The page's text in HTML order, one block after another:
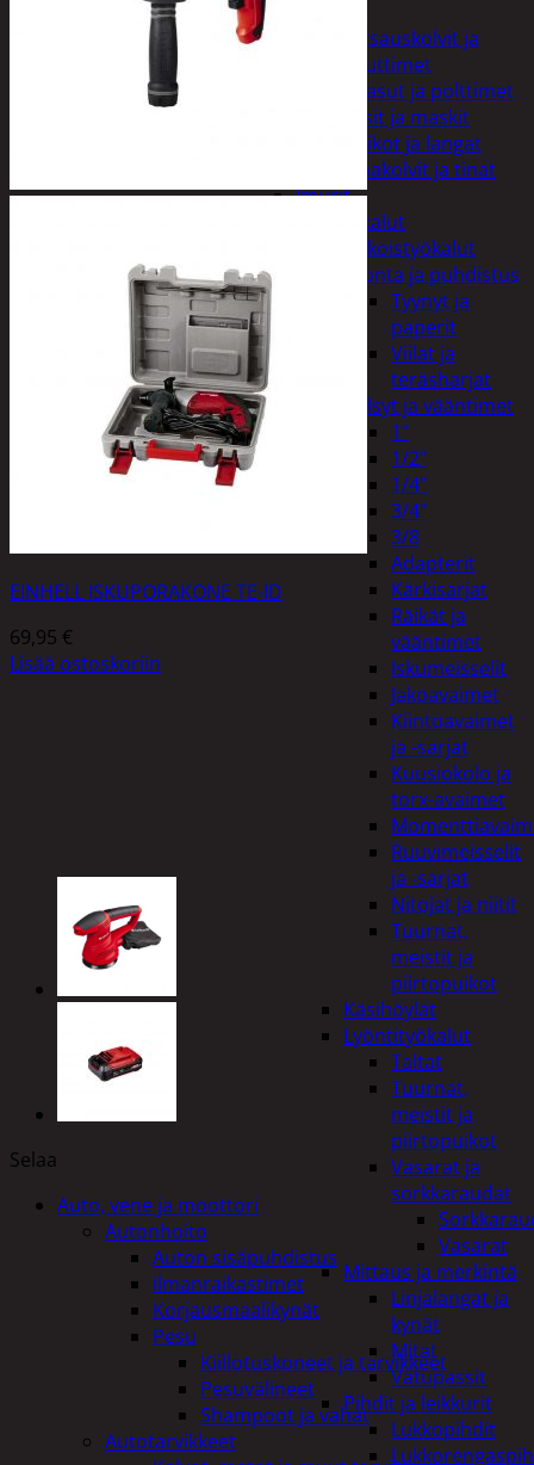
Hitsauskolvit ja
suuttimet
Kaasut ja polttimet
Lasit ja maskit
Puikot ja langat
Tinakolvit ja tinat
Imurit
Käsityökalut
Erikoistyökalut
Hionta ja puhdistus
Tyynyt ja
paperit
Viilat ja
teräsharjat
Hylsyt ja vääntimet
1"
1/2"
1/4"
3/4"
3/8
Adapterit
Kärkisarjat
Räikät ja
vääntimet
Iskumeisselit
Jakoavaimet
Kiintoavaimet
ja -sarjat
Kuusiokolo ja
torx-avaimet
Ruuvimeisselit
ja -sarjat
Nitojat ja niitit
Tuurnat,
meistit ja
piirtopuikot
Käsihöylät
Lyöntityökalut
Taltat
Tuurnat,
meistit ja
piirtopuikot
Vasarat ja
sorkkaraudat
Vasarat
Mittaus ja merkintä
Linjalangat ja
kynät
Mitat
Vatupassit
Pihdit ja leikkurit
Lukkopihdit
EINHELL ISKUPORAKONE TE-ID
69,95 €
Lisää ostoskoriin
Selaa
Auto, vene ja moottori
Autonhoito
Auton sisäpuhdistus
ilmanraikastimet
Korjausmaalikynät
Pesu
Kiillotuskoneet ja tarvikkeet
Pesuvälineet
Shampoot ja vahat
Autotarvikkeet